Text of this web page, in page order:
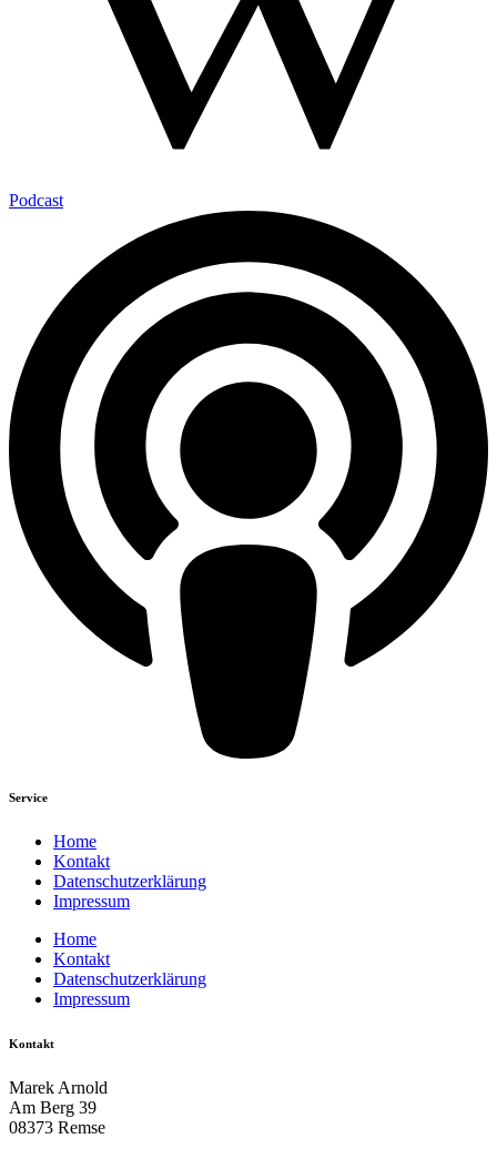
Podcast
Service
Home
Kontakt
Datenschutzerklärung
Impressum
Home
Kontakt
Datenschutzerklärung
Impressum
Kontakt
Marek Arnold
Am Berg 39
08373 Remse